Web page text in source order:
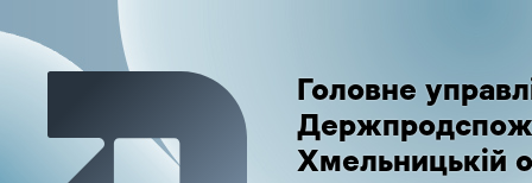
Головне
Хмельницькій